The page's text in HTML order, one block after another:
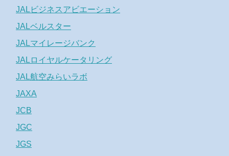
JALビジネスアビエーション
JALベルスター
JALマイレージバンク
JALロイヤルケータリング
JAL航空みらいラボ
JAXA
JCB
JGC
JGS